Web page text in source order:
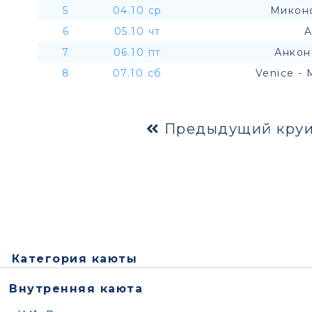
5 04.10 ср
6
05.10 чт
7
06.10 пт
8
07.10 сб Venice -
Предыдущий
Категория каюты
Внутренняя каюта